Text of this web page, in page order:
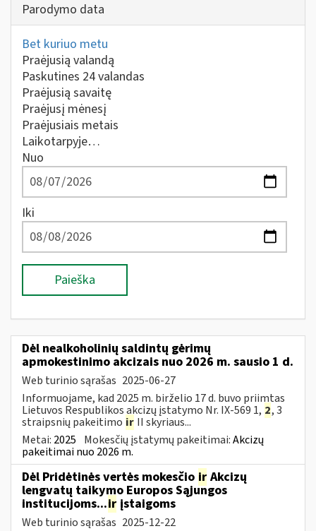
Parodymo data
Bet kuriuo metu
Praėjusią valandą
Paskutines 24 valandas
Praėjusią savaitę
Praėjusį mėnesį
Praėjusiais metais
Laikotarpyje…
Nuo
Iki
Paieška
Dėl nealkoholinių saldintų gėrimų
apmokestinimo akcizais nuo 2026 m. sausio 1 d.
Web turinio sąrašas 2025-06-27
Informuojame, kad 2025 m. birželio 17 d. buvo priimtas
Lietuvos Respublikos akcizų įstatymo Nr. IX-569 1, 2, 3
straipsnių pakeitimo ir II skyriaus...
Metai: 2025 Mokesčių įstatymų pakeitimai:Akcizų
pakeitimai nuo 2026 m.
Dėl Pridėtinės vertės mokesčio ir Akcizų
lengvatų taikymo Europos Sąjungos
institucijoms...ir įstaigoms
Web turinio sąrašas 2025-12-22